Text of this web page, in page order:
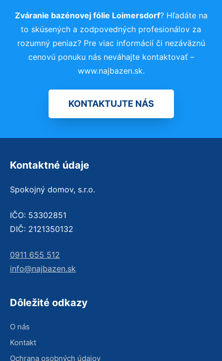
Zváranie bazénovej fólie Loimersdorf? Hľadáte na
to skúsených a zodpovedných profesionálov za
rozumný peniaz? Pre viac informácií či nezáväznú
cenovú ponuku nás neváhajte kontaktovať –
www.najbazen.sk.
KONTAKTUJTE NÁS
Kontaktné údaje
Spokojný domov, s.r.o.
IČO: 53302851
DIČ: 2121350132
0911 655 512
info@najbazen.sk
Dôležité odkazy
O nás
Kontakt
Ochrana osobných údajov